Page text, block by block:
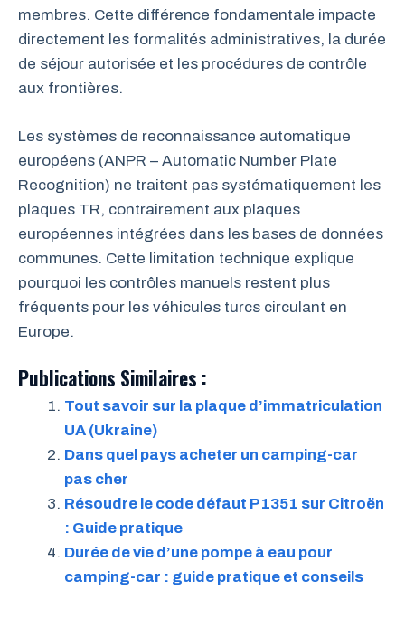
membres. Cette différence fondamentale impacte
directement les formalités administratives, la durée
de séjour autorisée et les procédures de contrôle
aux frontières.
Les systèmes de reconnaissance automatique
européens (ANPR – Automatic Number Plate
Recognition) ne traitent pas systématiquement les
plaques TR, contrairement aux plaques
européennes intégrées dans les bases de données
communes. Cette limitation technique explique
pourquoi les contrôles manuels restent plus
fréquents pour les véhicules turcs circulant en
Europe.
Publications Similaires :
Tout savoir sur la plaque d’immatriculation
UA (Ukraine)
Dans quel pays acheter un camping-car
pas cher
Résoudre le code défaut P1351 sur Citroën
: Guide pratique
Durée de vie d’une pompe à eau pour
camping-car : guide pratique et conseils